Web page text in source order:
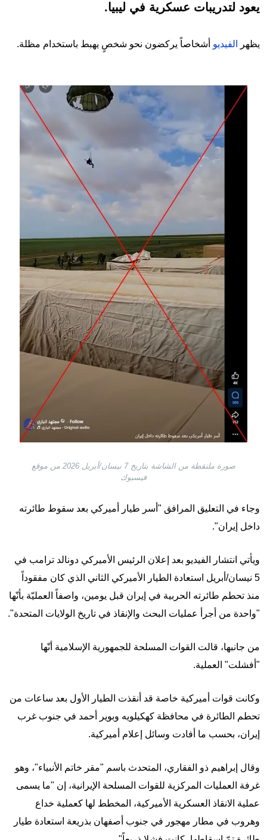
يعود لتدريبات عسكرية في ليبيا.
يظهر الفيديو أشخاصاً يركضون نحو شخصٍ يهبط باستخدام مظلة.
Image
صورة ملتقطة من الشاشة بتاريخ 7 نيسان/أبريل 2026 من موقع
فيسبوك
وجاء في التعليق المرافق "أسر طيار أميركي بعد سقوط طائرته
داخل إيران".
ويأتي انتشار الفيديو بعد إعلان الرئيس الأميركي دونالد ترامب في
5 نيسان/أبريل استعادة الطيار الأميركي الثاني الذي كان مفقوداً
منذ تحطم طائرته الحربية في إيران قبل يومين، واصفاً العمليّة بأنّها
"واحدة من أجرأ عمليات البحث والإنقاذ في تاريخ الولايات المتحدة".
من جانبها، قالت القوات المسلحة للجمهورية الإسلامية أنّها
"أفشلت" العملية.
وكانت قوات أميركية خاصة قد أنقذت الطيار الأول بعد ساعات من
تحطم الطائرة في محافظة كهكيلويه وبوير أحمد في جنوب غرب
إيران، بحسب ما أفادت وسائل إعلام أميركية.
وقال إبراهيم ذو الفقاري، المتحدث باسم "مقر خاتم الأنبياء"، وهو
غرفة العمليات المركزية للقوات المسلحة الإيرانية، إن "ما يسمى
عملية الانقاذ العسكرية الأميركية، المخطط لها كعملية خداع
وهروب في مطار مهجور في جنوب أصفهان بذريعة استعادة طيار